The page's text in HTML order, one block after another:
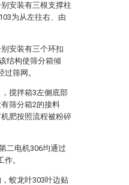
安装有三根支撑柱
为从左往右、由
安装有三个环扣
结构使筛分箱倾
筛网。
搅拌箱3左侧底部
筛分箱2的接料
肥按照流程被粉碎
二电机306均通过
。
蛟龙叶303叶边贴